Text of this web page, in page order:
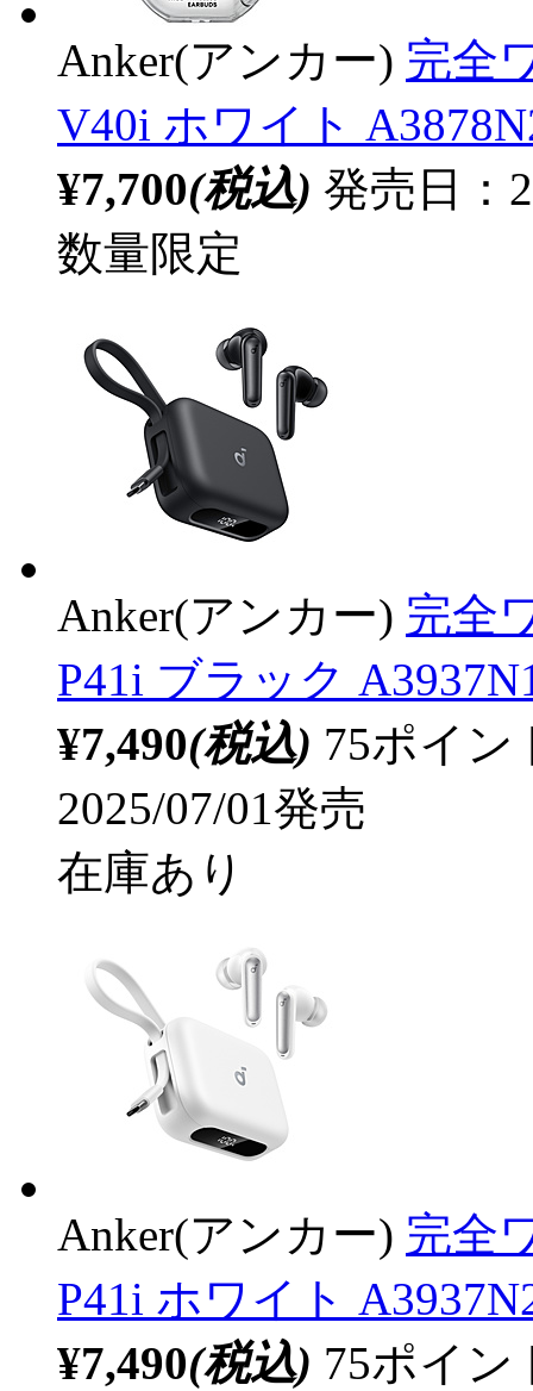
Anker(アンカー) 完全
V40i ホワイト
¥7,700(税込) 発売日：
数量限定
Anker(アンカー) 完全
P41i ブラック
¥7,490(税込) 75ポイ
2025/07/01発売
在庫あり
Anker(アンカー) 完全
P41i ホワイト
¥7,490(税込) 75ポイ